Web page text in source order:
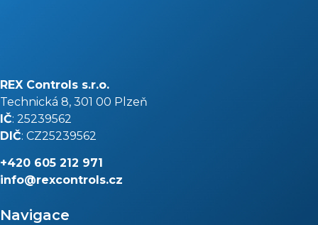
REX Controls s.r.o.
Technická 8, 301 00 Plzeň
IČ: 25239562
DIČ: CZ25239562
+420 605 212 971
info@rexcontrols.cz
Navigace